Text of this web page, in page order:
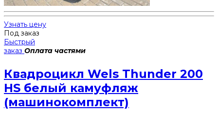
Узнать цену
Под заказ
Быстрый
заказ Оплата частями
Квадроцикл Wels Thunder 200
HS белый камуфляж
(машинокомплект)